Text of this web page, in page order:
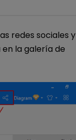
redes sociales y
la galería de